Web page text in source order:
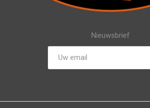
Nieuwsbrief